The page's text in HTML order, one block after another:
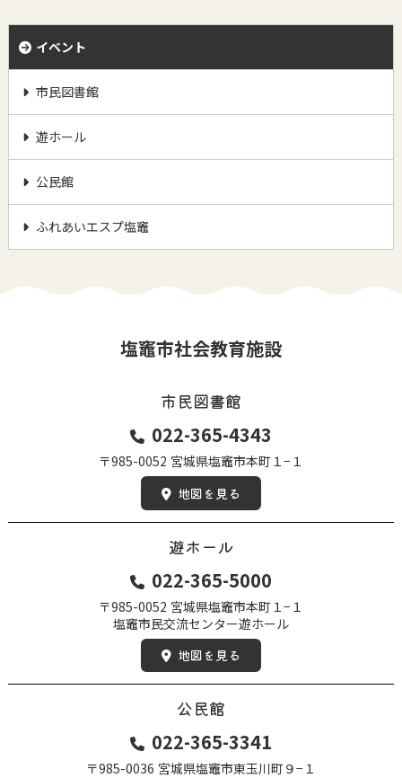
イベント
市民図書館
遊ホール
公民館
ふれあいエスプ塩竈
塩竈市社会教育施設
市民図書館
022-365-4343
〒985-0052 宮城県塩竈市本町１−１
地図を見る
遊ホール
022-365-5000
〒985-0052 宮城県塩竈市本町１−１
塩竈市民交流センター遊ホール
地図を見る
公民館
022-365-3341
〒985-0036 宮城県塩竈市東玉川町９−１